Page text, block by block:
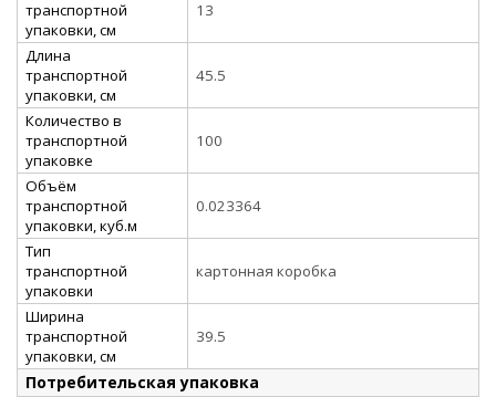
транспортной
упаковки, см
13
Длина
транспортной
упаковки, см
45.5
Количество в
транспортной
упаковке
100
Объём
транспортной
упаковки, куб.м
0.023364
Тип
транспортной
упаковки
картонная коробка
Ширина
транспортной
упаковки, см
39.5
Потребительская упаковка